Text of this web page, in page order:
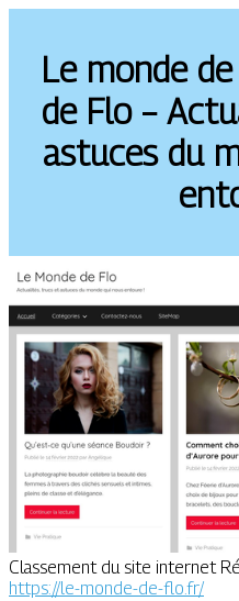
Le monde
de Flo –
astuces du
Classement du site internet
https://le-monde-de-flo.fr/